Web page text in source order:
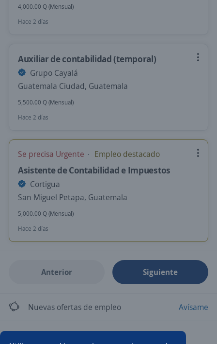
4,000.00 Q (Mensual)
Hace 2 días
Auxiliar de contabilidad (temporal)
Grupo Cayalá
Guatemala Ciudad, Guatemala
5,500.00 Q (Mensual)
Hace 2 días
Se precisa Urgente Empleo destacado
Asistente de Contabilidad e Impuestos
Cortigua
San Miguel Petapa, Guatemala
5,000.00 Q (Mensual)
Hace 2 días
Anterior Siguiente
Nuevas ofertas de empleo Avísame